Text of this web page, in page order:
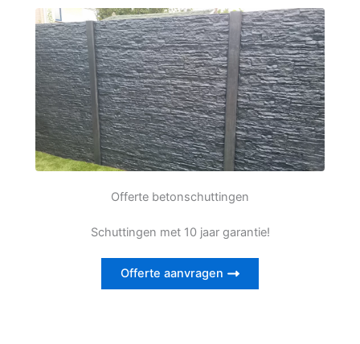
Offerte betonschuttingen
Schuttingen met 10 jaar garantie!
Offerte aanvragen